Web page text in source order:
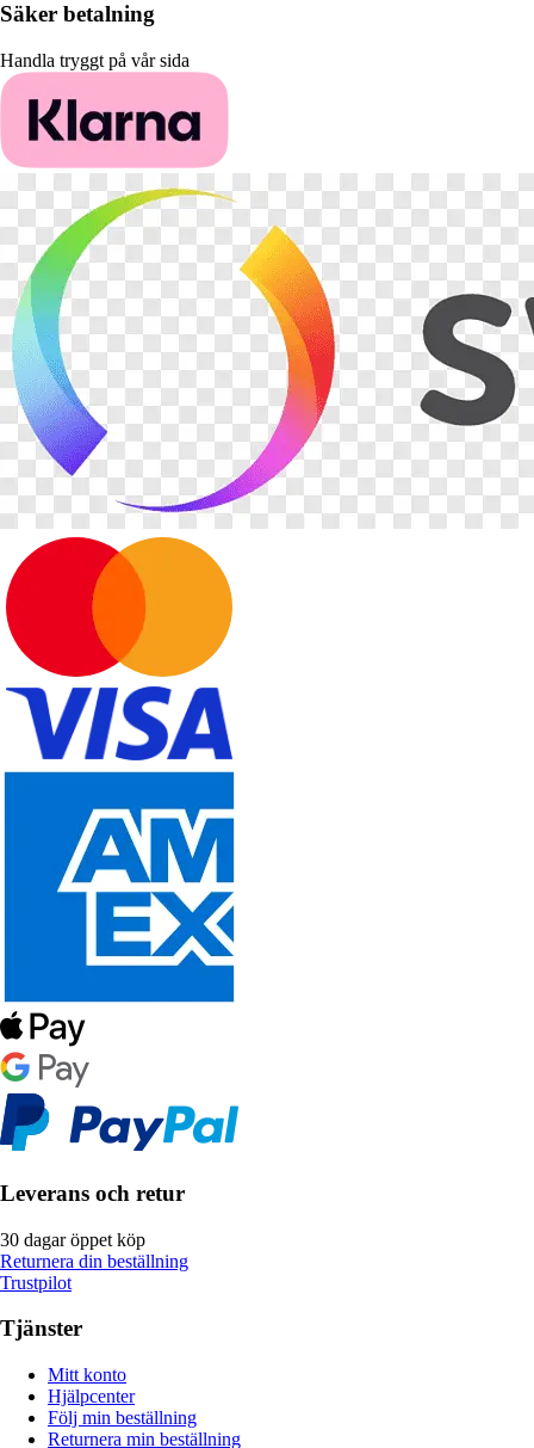
Säker betalning
Handla tryggt på vår sida
Leverans och retur
30 dagar öppet köp
Returnera din beställning
Trustpilot
Tjänster
Mitt konto
Hjälpcenter
Följ min beställning
Returnera min beställning